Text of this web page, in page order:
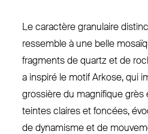
Le caractère gra­nulaire
ressemble à une belle
fragments de quartz et de
a inspiré le motif Arkose, qui
grossière du magnifique grès
teintes claires et foncées,
de dynamisme et de